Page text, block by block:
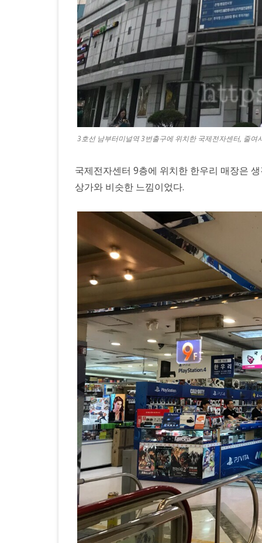
3호선 남부터미널역 3번출구에 위치한 국제전자센터, 줄여
국제전자센터 9층에 위치한 한우리 매장은
상가와 비슷한 느낌이었다.